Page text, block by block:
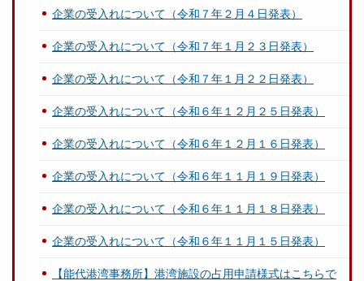
企業の受入れについて（令和７年２月４日発表）
企業の受入れについて（令和７年１月２３日発表）
企業の受入れについて（令和７年１月２２日発表）
企業の受入れについて（令和６年１２月２５日発表）
企業の受入れについて（令和６年１２月１６日発表）
企業の受入れについて（令和６年１１月１９日発表）
企業の受入れについて（令和６年１１月１８日発表）
企業の受入れについて（令和６年１１月１５日発表）
【能代港湾事務所】港湾施設の占用申請様式はこちらで